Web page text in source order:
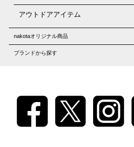
アウトドアアイテム
nakotaオリジナル商品
ブランドから探す